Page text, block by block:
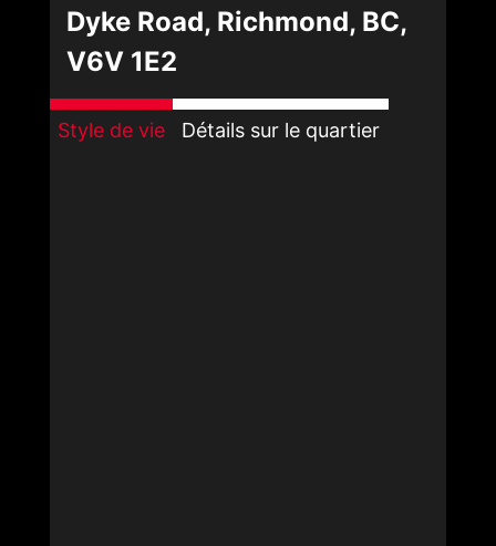
Dyke Road, Richmond, BC,
V6V 1E2
Style de vie Détails sur le quartier